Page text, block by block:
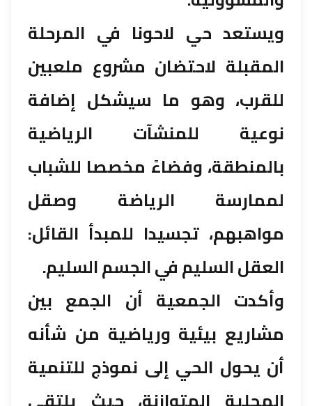
ويستعد حي لاحونا في المرحلة
المقبلة لاحتضان مشروع ملعبين
للقرب، وهو ما سيشكل إضافة
نوعية للمنشآت الرياضية
بالمنطقة، وفضاءً مخصصا للشباب
لممارسة الرياضة وصقل
مواهبهم، تجسيدا للمبدأ القائل:
العقل السليم في الجسم السليم.
وأكدت الجمعية أن الجمع بين
مشاريع بيئية ورياضية من شأنه
أن يحول الحي إلى نموذج للتنمية